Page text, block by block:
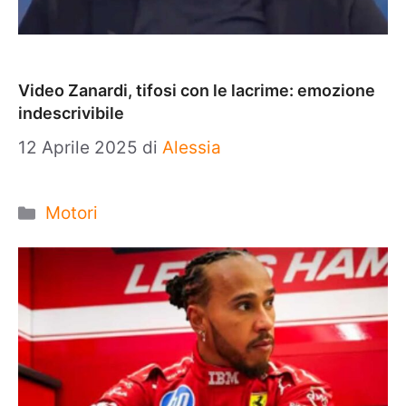
Video Zanardi, tifosi con le lacrime: emozione
indescrivibile
12 Aprile 2025 di Alessia
Categorie
Motori